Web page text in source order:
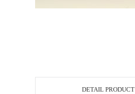
DETAIL PRODUCT